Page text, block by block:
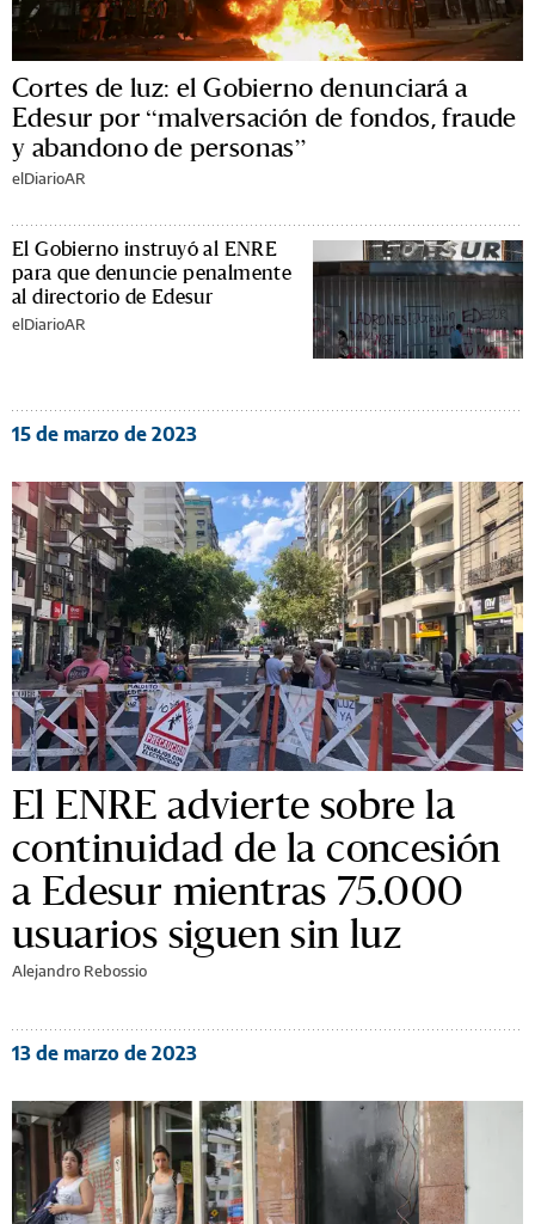
Cortes de luz: el Gobierno denunciará a
Edesur por “malversación de fondos, fraude
y abandono de personas”
elDiarioAR
El Gobierno instruyó al ENRE
para que denuncie penalmente
al directorio de Edesur
elDiarioAR
15 de marzo de 2023
El ENRE advierte sobre la
continuidad de la concesión
a Edesur mientras 75.000
usuarios siguen sin luz
Alejandro Rebossio
13 de marzo de 2023